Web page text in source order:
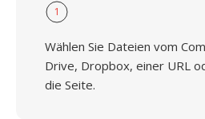
1
Wählen Sie Dateien vom
Drive, Dropbox, einer URL
die Seite.